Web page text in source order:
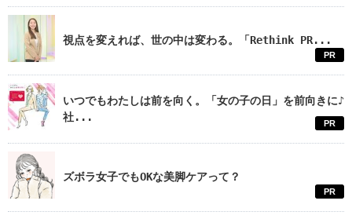
視点を変えれば、世の中は変わる。「Rethink PR...
PR
いつでもわたしは前を向く。「女の子の日」を前向きに♪
社...
PR
ズボラ女子でもOKな美脚ケアって？
PR